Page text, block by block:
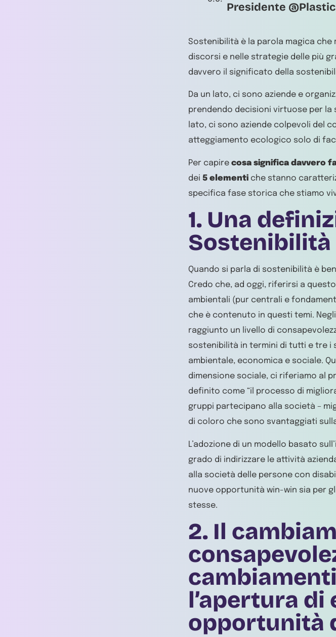
Presidente
Sostenibilità è la parola magica
discorsi e nelle strategie delle più
davvero il significato della
Da un lato, ci sono aziende e
prendendo decisioni virtuose per la
lato, ci sono aziende colpevoli del
atteggiamento ecologico solo di
Per capire cosa significa davvero
dei 5 elementi che stanno
specifica fase storica che stiamo
1. Una
Sostenibilità
Quando si parla di sostenibilità è
Credo che, ad oggi, riferirsi a
ambientali (pur centrali e
che è contenuto in questi temi.
raggiunto un livello di
sostenibilità in termini di tutti e tre
ambientale, economica e sociale.
dimensione sociale, ci riferiamo al
definito come “il processo di
gruppi partecipano alla società –
di coloro che sono svantaggiati
L’adozione di un modello basato
grado di indirizzare le attività
alla società delle persone con
nuove opportunità win-win sia per
stesse.
2. Il
l’apertura di
opportunità